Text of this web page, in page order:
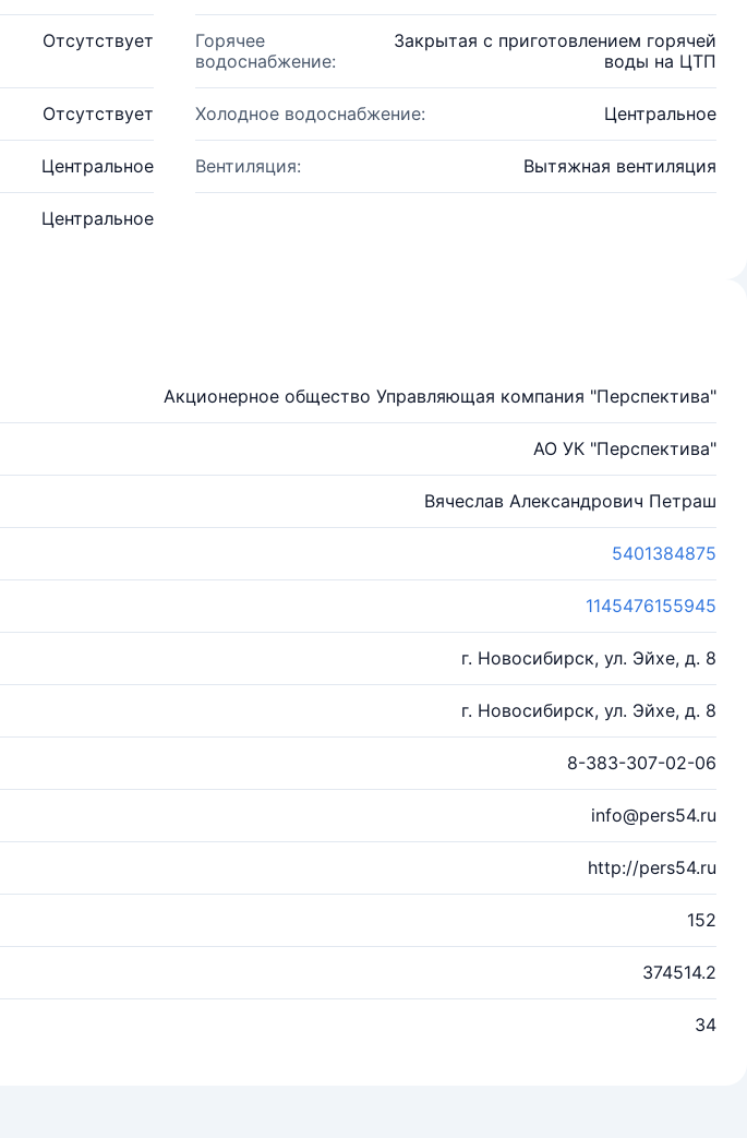
Отсутствует
Горячее
водоснабжение:
Закрытая с приготовлением горячей
воды на ЦТП
Отсутствует Холодное водоснабжение: Центральное
Центральное Вентиляция: Вытяжная вентиляция
Центральное
Акционерное общество Управляющая компания "Перспектива"
АО УК "Перспектива"
Вячеслав Александрович Петраш
5401384875
1145476155945
г. Новосибирск, ул. Эйхе, д. 8
г. Новосибирск, ул. Эйхе, д. 8
8-383-307-02-06
info@pers54.ru
http://pers54.ru
152
374514.2
34